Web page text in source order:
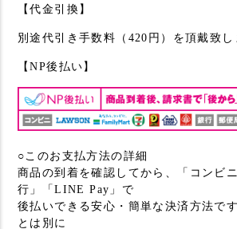
【代金引換】
別途代引き手数料（420円）を頂戴致し
【NP後払い】
○このお支払方法の詳細
商品の到着を確認してから、「コンビ
行」「LINE Pay」で
後払いできる安心・簡単な決済方法で
とは別に